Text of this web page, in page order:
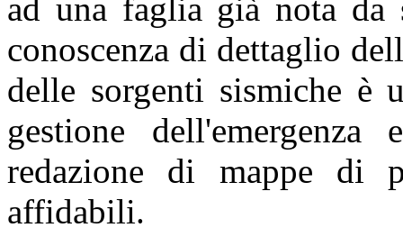
ad una faglia già nota
conoscenza di dettaglio
delle sorgenti sismiche è
gestione
redazione di mappe di
affidabili.